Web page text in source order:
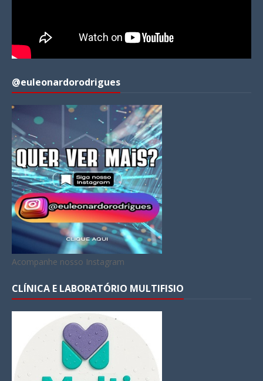
@euleonardorodrigues
Acompanhe nosso Instagram
CLÍNICA E LABORATÓRIO MULTIFISIO